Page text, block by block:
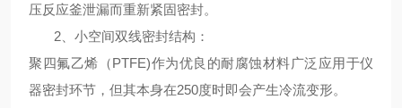
压反应釜泄漏而重新紧固密封。
2、 小空间双线密封结构 ：
聚四氟乙烯（PTFE)作为优良的耐腐蚀材料广泛应用于仪
器密封环节，但其本身在250度时即会产生冷流变形。